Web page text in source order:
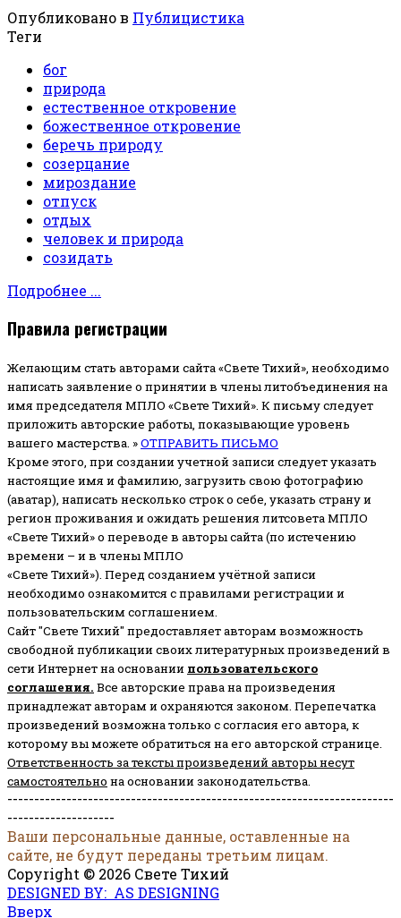
Опубликовано в Публицистика
Теги
бог
природа
естественное откровение
божественное откровение
беречь природу
созерцание
мироздание
отпуск
отдых
человек и природа
созидать
Подробнее ...
Правила регистрации
Желающим стать авторами сайта «Свете Тихий», необходимо
написать заявление о принятии в члены литобъединения на
имя председателя МПЛО «Свете Тихий». К письму следует
приложить авторские работы, показывающие уровень
вашего мастерства. »ОТПРАВИТЬ ПИСЬМО
Кроме этого, при создании учетной записи следует указать
настоящие имя и фамилию, загрузить свою фотографию
(аватар), написать несколько строк о себе, указать страну и
регион проживания и ожидать решения литсовета МПЛО
«Свете Тихий» о переводе в авторы сайта (по истечению
времени – и в члены МПЛО
«Свете Тихий»). Перед созданием учётной записи
необходимо ознакомится с правилами регистрации и
пользовательским соглашением.
Сайт "Свете Тихий" предоставляет авторам возможность
свободной публикации своих литературных произведений в
сети Интернет на основании пользовательского
соглашения. Все авторские права на произведения
принадлежат авторам и охраняются законом. Перепечатка
произведений возможна только с согласия его автора, к
которому вы можете обратиться на его авторской странице.
Ответственность за тексты произведений авторы несут
самостоятельно на основании законодательства.
------------------------------------------------------------------------
--------------------
Ваши персональные данные, оставленные на
сайте, не будут переданы третьим лицам.
Copyright © 2026 Свете Тихий
DESIGNED BY: AS DESIGNING
Вверх